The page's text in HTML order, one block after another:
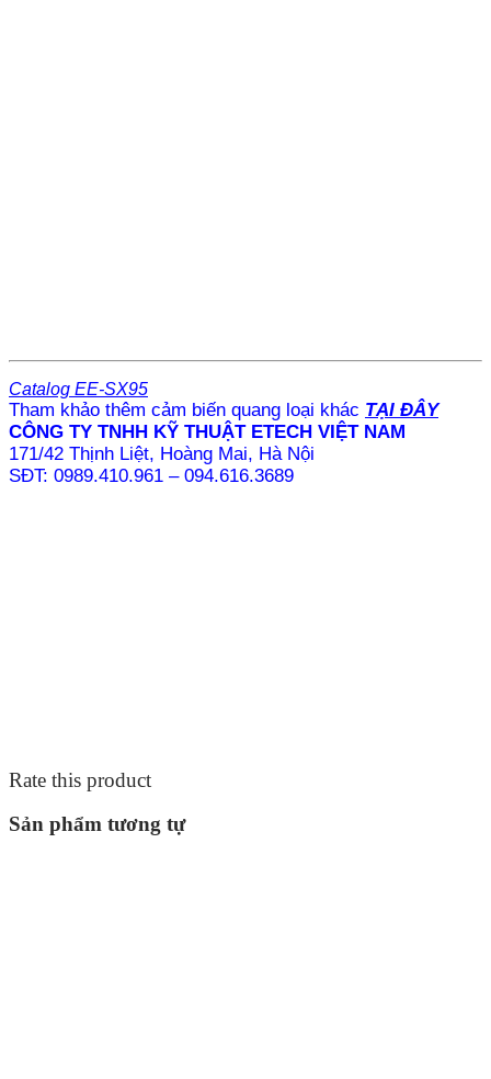
Catalog EE-SX95
Tham khảo thêm cảm biến quang loại khác TẠI ĐÂY
CÔNG TY TNHH KỸ THUẬT ETECH VIỆT NAM
171/42 Thịnh Liệt, Hoàng Mai, Hà Nội
SĐT: 0989.410.961 – 094.616.3689
Rate this product
Sản phẩm tương tự